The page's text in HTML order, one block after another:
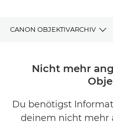
CANON OBJEKTIVARCHIV
FINDE DAS PERFEKTE CANON
SUPPORT
Nicht mehr
Du benötigst
deinem nicht mehr